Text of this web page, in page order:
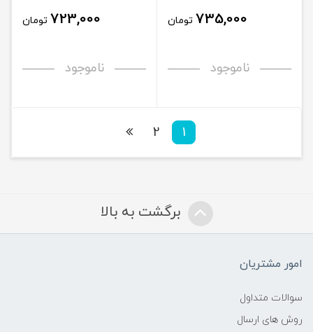
735,000 تومان
ناموجود
723,000 تومان
ناموجود
1
2
برگشت به بالا
امور مشتریان
سوالات متداول
روش های ارسال